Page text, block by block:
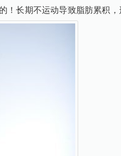
！长期不运动导致脂肪累积